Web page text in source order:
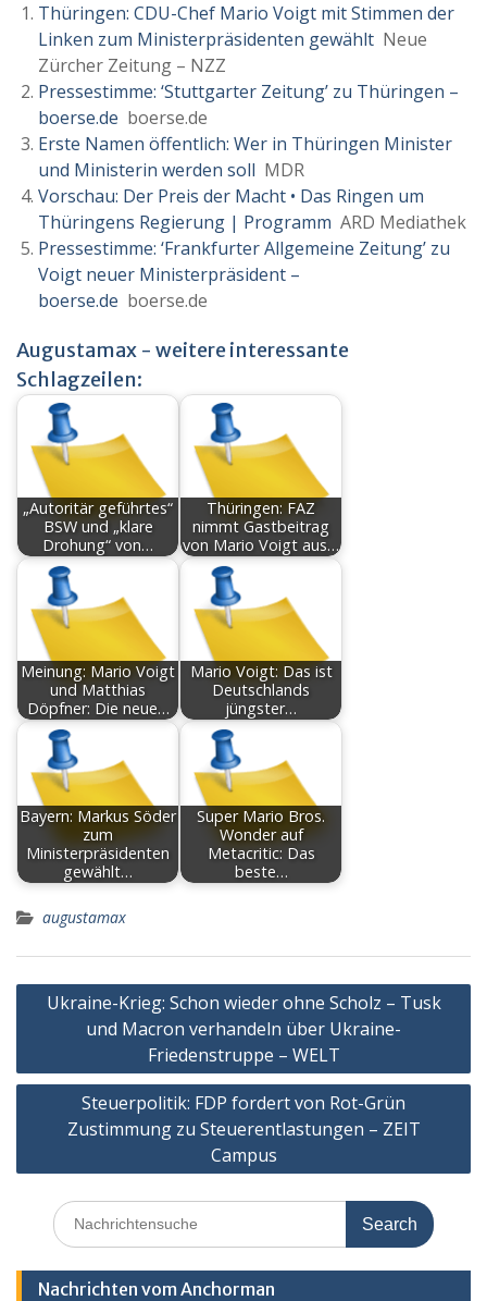
Thüringen: CDU-Chef Mario Voigt mit Stimmen der
Linken zum Ministerpräsidenten gewählt Neue
Zürcher Zeitung – NZZ
Pressestimme: ‘Stuttgarter Zeitung’ zu Thüringen –
boerse.de boerse.de
Erste Namen öffentlich: Wer in Thüringen Minister
und Ministerin werden soll MDR
Vorschau: Der Preis der Macht • Das Ringen um
Thüringens Regierung | Programm ARD Mediathek
Pressestimme: ‘Frankfurter Allgemeine Zeitung’ zu
Voigt neuer Ministerpräsident –
boerse.de boerse.de
Augustamax - weitere interessante
Schlagzeilen:
„Autoritär geführtes“
BSW und „klare
Drohung“ von…
Thüringen: FAZ
nimmt Gastbeitrag
von Mario Voigt aus…
Meinung: Mario Voigt
und Matthias
Döpfner: Die neue…
Mario Voigt: Das ist
Deutschlands
jüngster…
Bayern: Markus Söder
zum
Ministerpräsidenten
gewählt…
Super Mario Bros.
Wonder auf
Metacritic: Das
beste…
augustamax
Post
navigation
Ukraine-Krieg: Schon wieder ohne Scholz – Tusk
und Macron verhandeln über Ukraine-
Friedenstruppe – WELT
Steuerpolitik: FDP fordert von Rot-Grün
Zustimmung zu Steuerentlastungen – ZEIT
Campus
Search
for:
Nachrichten vom Anchorman